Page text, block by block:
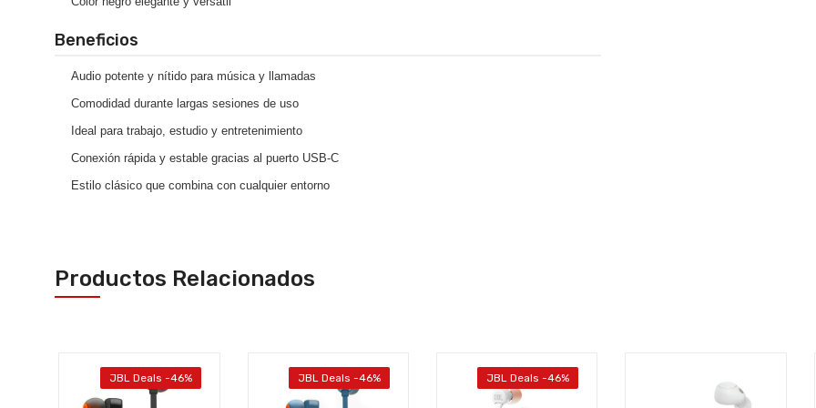
Beneficios
Audio potente y nítido para música y llamadas
Comodidad durante largas sesiones de uso
Ideal para trabajo, estudio y entretenimiento
Conexión rápida y estable gracias al puerto USB-C
Estilo clásico que combina con cualquier entorno
Productos Relacionados
JBL Deals -46% JBL Deals -46% JBL Deals -46%